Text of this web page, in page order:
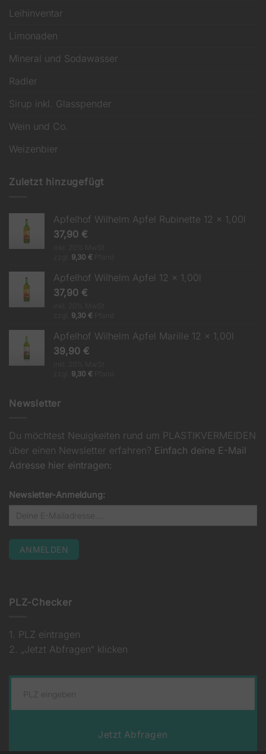
Leihinventar
Limonaden
Mineral und Sodawasser
Radler
Sirup inkl. Glasspender
Wein und Co.
Weizenbier
Zuletzt hinzugefügt
Apfelhof Wilhelm Apfel Rubinette 12 x 1,00l
37,90 €
9,30 €
Apfelhof Wilhelm Apfel 12 x 1,00l
37,90 €
9,30 €
Apfelhof Wilhelm Apfel Marille 12 x 1,00l
39,90 €
9,30 €
Newsletter
Du möchtest Neuigkeiten rund um PLASTIKVERMEIDEN
über einen Newsletter erfahren? Einfach deine E-Mail
Adresse hier eintragen:
Newsletter-Anmeldung:
PLZ-Checker
1. PLZ eintragen
2. „Jetzt Abfragen“ klicken
Jetzt Abfragen